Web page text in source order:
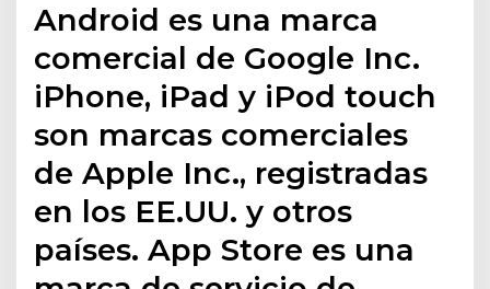
Android es una marca
comercial de Google Inc.
iPhone, iPad y iPod touch
son marcas comerciales
de Apple Inc., registradas
en los EE.UU. y otros
países. App Store es una